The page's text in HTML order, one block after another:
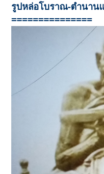
รูปหล่อโบราณ-ตำนาน
===============